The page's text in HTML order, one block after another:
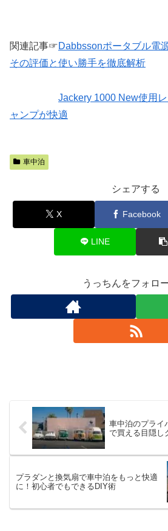
関連記事☞Dabbssonポータブル電
その評価と使い勝手を徹底解析
Jackery 1000 New使用
ャンプが快適
車中泊
シェアする
X Facebook
LINE
うっちんをフォロ
車中泊のプライ
で買える目隠し
プラダンと換気扇で車中泊をもっと快適
に！初心者でもできるDIY術